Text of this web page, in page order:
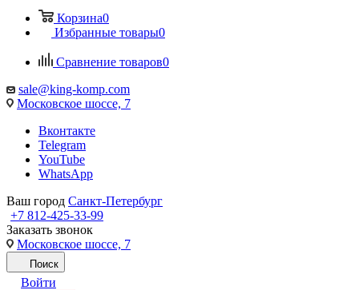
Корзина0
Избранные товары0
Сравнение товаров0
sale@king-komp.com
Московское шоссе, 7
Вконтакте
Telegram
YouTube
WhatsApp
Ваш город Санкт-Петербург
+7 812-425-33-99
Заказать звонок
Московское шоссе, 7
Поиск
Войти